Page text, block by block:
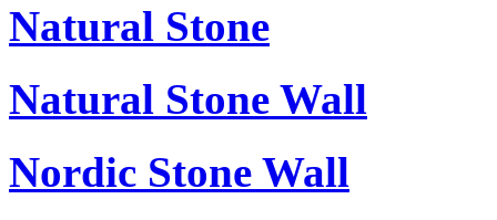
Natural Stone
Natural Stone Wall
Nordic Stone Wall